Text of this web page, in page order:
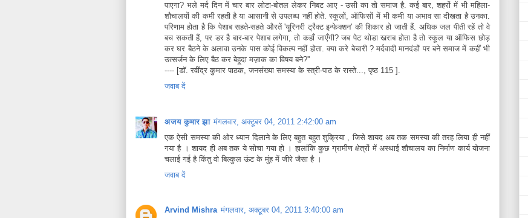
पाएगा? भले मर्द दिन में चार बार लोटा-बोतल लेकर निबट आए - उसी का तो समाज है. कई बार, शहरों में भी महिला-
शौचालयों की कमी रहती है या आसानी से उपलब्ध नहीं होते. स्कूलों, ऑफिसों में भी कमी या अभाव सा दीखता है उनका.
परिणाम होता है कि पेशाब सहते-सहते औरतें 'यूरिनरी ट्रैक्ट इन्फेक्शन' की शिकार हो जाती हैं. अधिक जल पीती रहें तो वे
बच सकती हैं, पर डर है बार-बार पेशाब लगेगा, तो कहाँ जाएँगी? जब पेट थोडा खराब होता है तो स्कूल या ऑफिस छोड़
कर घर बैठने के अलावा उनके पास कोई विकल्प नहीं होता. क्या करे बेचारी ? मर्दवादी मानदंडों पर बने समाज में कहीं भी
उत्सर्जन के लिए बैठ कर बेहूदा मज़ाक का विषय बने?''
---- [डॉ. रवींद्र कुमार पाठक, जनसंख्या समस्या के स्त्री-पाठ के रास्ते..., पृष्ठ 115 ].
जवाब दें
अजय कुमार झा मंगलवार, अक्टूबर 04, 2011 2:42:00 am
एक ऐसी समस्या की ओर ध्यान दिलाने के लिए बहुत बहुत शुक्रिया , जिसे शायद अब तक समस्या की तरह लिया ही नहीं
गया है । शायद ही अब तक ये सोचा गया हो । हालांकि कुछ ग्रामीण क्षेत्रों में अस्थाई शौचालय का निर्माण कार्य योजना
चलाई गई है किंतु वो बिल्कुल ऊंट के मुंह में जीरे जैसा है ।
जवाब दें
Arvind Mishra मंगलवार, अक्टूबर 04, 2011 3:40:00 am